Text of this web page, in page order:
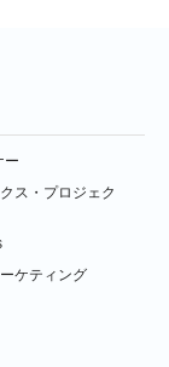
ー
ス・プロジェク
ケティング